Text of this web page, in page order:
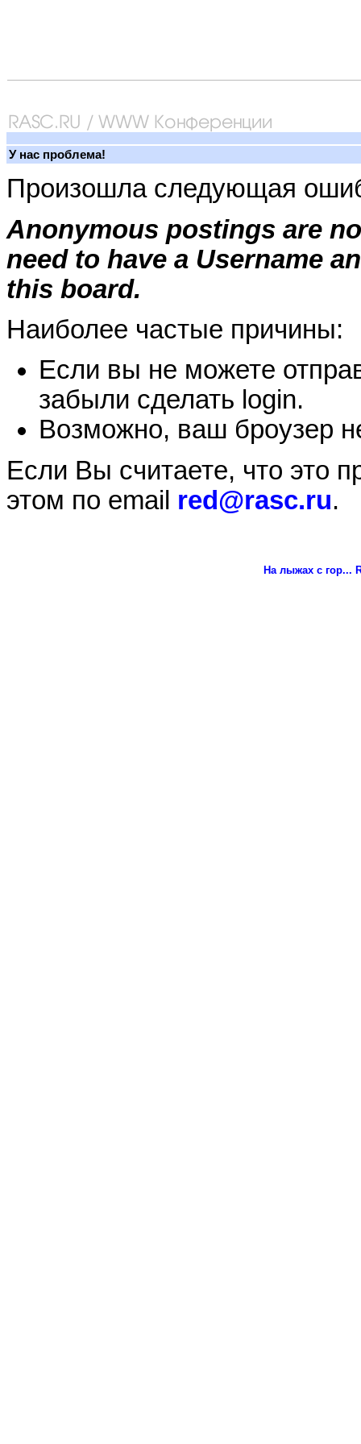
У нас проблема!
Произошла следующая
Anonymous postings are
need to have a Username
this board.
Наиболее частые причины:
Если вы не можете
забыли сделать login.
Возможно, ваш броузер
Если Вы считаете, что это
этом по email red@rasc.ru.
На лыжах с гор...